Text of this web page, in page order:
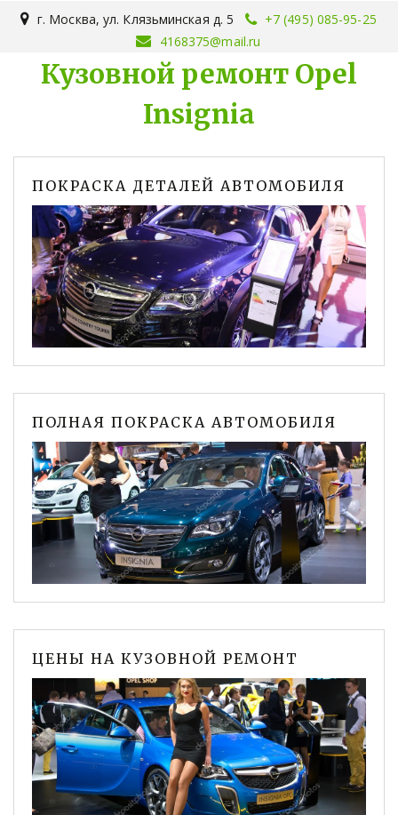
г. Москва,ул. Клязьминская д. 5
+7 (495) 085-95-25
4168375@mail.ru
Кузовной ремонт Opel
Insignia
ПОКРАСКА ДЕТАЛЕЙ АВТОМОБИЛЯ
ПОЛНАЯ ПОКРАСКА АВТОМОБИЛЯ
ЦЕНЫ НА КУЗОВНОЙ РЕМОНТ